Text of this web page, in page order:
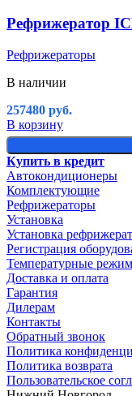
Рефрижератор
Рефрижераторы
В наличии
257480 руб.
В корзину
Купить в кредит
Автокондиционеры
Комплектующие
Рефрижераторы
Установка
Установка
Регистрация
Температурные
Доставка и оплата
Гарантия
Дилерам
Контакты
Обратный звонок
Политика
Политика возврата
Пользовательское